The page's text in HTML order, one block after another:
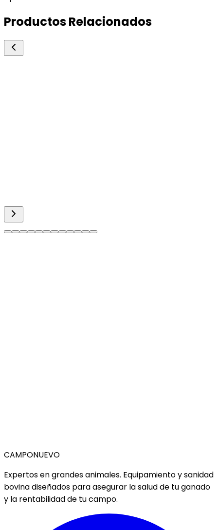
Productos Relacionados
CAMPONUEVO
Expertos en grandes animales. Equipamiento y sanidad
bovina diseñados para asegurar la salud de tu ganado
y la rentabilidad de tu campo.